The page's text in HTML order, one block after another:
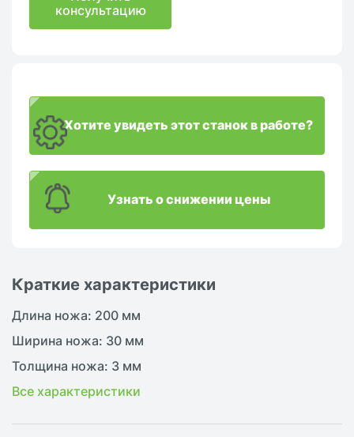
Краткие характеристики
Длина ножа: 200 мм
Ширина ножа: 30 мм
Толщина ножа: 3 мм
Все характеристики
консультацию
Хотите увидеть этот станок в работе?
Узнать о снижении цены